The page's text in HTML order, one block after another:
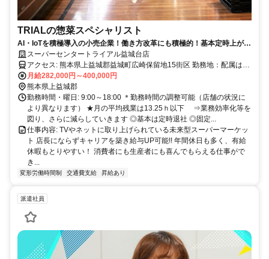
TRIALの惣菜スペシャリスト
AI・IoTを積極導入の小売企業！働き方改革にも積極的！基本定時上が
り！スーパーセンタートライアル益城台店
アクセス: 熊本県上益城郡益城町広崎保留地15街区 勤務地：配属は所
在地の都道府県 ※初任地は最寄りの店舗又は希望エリアを優先し配
属します。 ※エリア内勤務または全国勤務いずれか希望を選択でき
ます。
月給282,000円～400,000円
熊本県上益城郡
勤務時間・曜日: 9:00～18:00 ＊勤務時間の調整可能（店舗の状況に
より異なります） ★月の平均残業は13.25ｈ以下 ⇒業務効率化等を
図り、さらに減らしていきます ◎基本は定時退社 ◎固定...
仕事内容: TVやネットに取り上げられている未来型スーパーマーケッ
ト 店長にならずキャリアを築き給与UP可能!! 年間休日も多く、有給
休暇もとりやすい！ 消費者にも生産者にも喜んでもらえる仕事がで
き...
変形労働時間制 交通費支給 昇給あり
派遣社員